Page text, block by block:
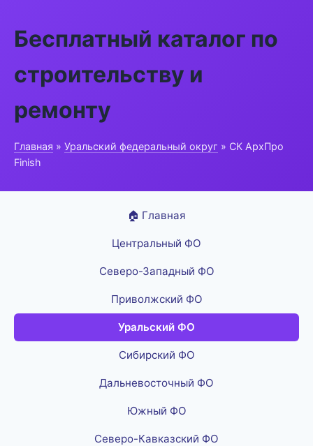
Бесплатный каталог по
строительству и
ремонту
Главная » Уральский федеральный округ » СК АрхПро
Finish
🏠 Главная
Центральный ФО
Северо-Западный ФО
Приволжский ФО
Уральский ФО
Сибирский ФО
Дальневосточный ФО
Южный ФО
Северо-Кавказский ФО